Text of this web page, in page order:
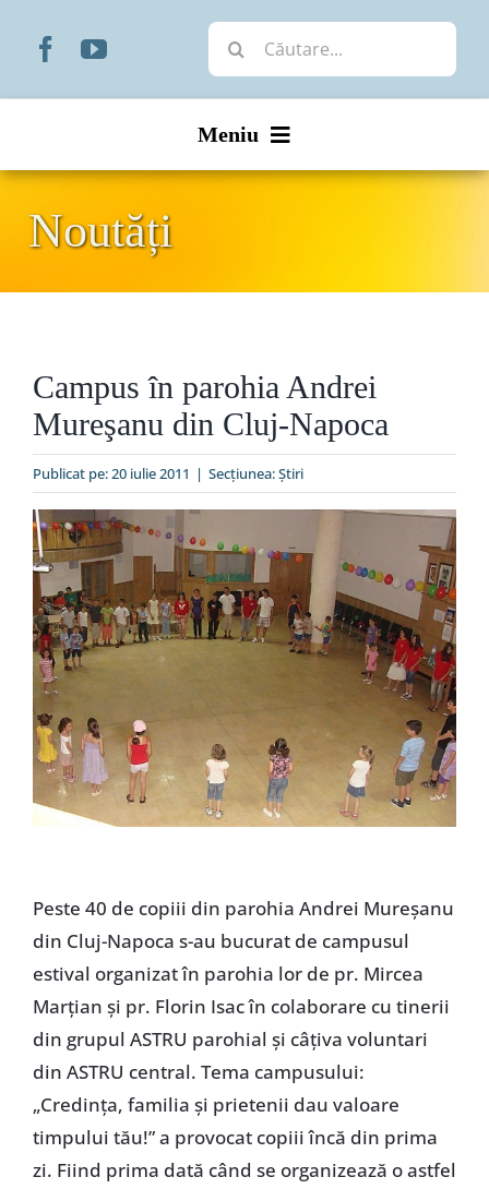
Cautare...
Meniu
Organizare
Liturgic
Special
Noutăți
Campus în parohia Andrei
Mureşanu din Cluj-Napoca
Publicat pe: 20 iulie 2011 | Secțiunea:Ştiri
Peste 40 de copiii din parohia Andrei Mureşanu
din Cluj-Napoca s-au bucurat de campusul
estival organizat în parohia lor de pr. Mircea
Marţian şi pr. Florin Isac în colaborare cu tinerii
din grupul ASTRU parohial şi câţiva voluntari
din ASTRU central. Tema campusului:
„Credinţa, familia şi prietenii dau valoare
timpului tău!” a provocat copiii încă din prima
zi. Fiind prima dată când se organizează o astfel